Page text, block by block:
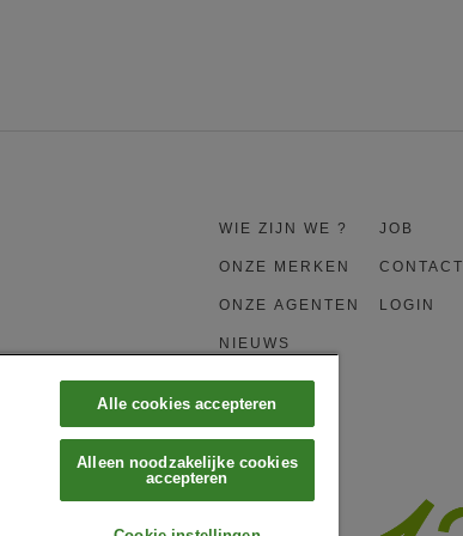
WIE ZIJN WE ?
ONZE MERKEN
ONZE AGENTEN
NIEUWS
JOB
CONTACT
LOGIN
Alle cookies accepteren
Alleen noodzakelijke cookies
accepteren